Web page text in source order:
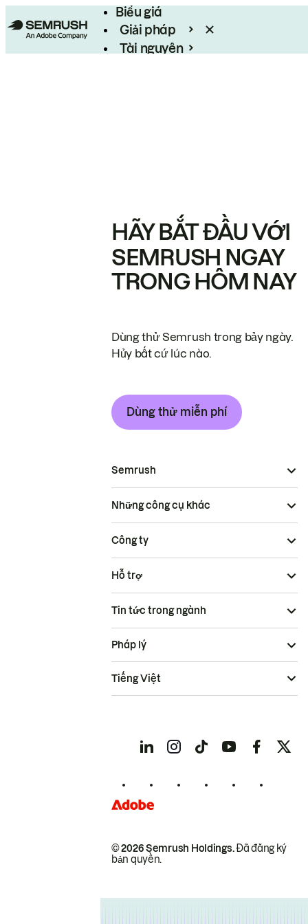
Biểu giá
Giải pháp
Tài nguyên
HÃY BẮT ĐẦU VỚI
SEMRUSH NGAY
TRONG HÔM NAY
Dùng thử Semrush trong bảy ngày.
Hủy bất cứ lúc nào.
Dùng thử miễn phí
Semrush
Những công cụ khác
Công ty
Hỗ trợ
Tin tức trong ngành
© 2026 Semrush Holdings.Đã đăng ký
bản quyền.
Pháp lý
Tiếng Việt